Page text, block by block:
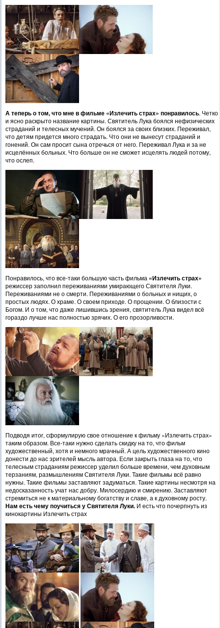
А теперь о том, что мне в фильме «Излечить страх» понравилось. Четко
и ясно раскрыто название картины. Святитель Лука боялся нефизических
страданий и телесных мучений. Он боялся за своих близких. Переживал,
что детям придется много страдать. Что они не вынесут страданий и
гонений. Он сам просит сына отречься от него. Переживал Лука и за не
исцелённых больных. Что больше он не сможет исцелять людей потому,
что ослеп.
Понравилось, что все-таки большую часть фильма «Излечить страх»
режиссер заполнил переживаниями умирающего Святителя Луки.
Переживаниями не о смерти. Переживаниями о больных и нищих, о
простых людях. О храме. О своем приходе. О прощении. О близости с
Богом. И о том, что даже лишившись зрения, святитель Лука видел всё
гораздо лучше нас полностью зрячих. О его прозорливости.
Подводя итог, сформулирую свое отношение к фильму «Излечить страх»
таким образом. Все-таки нужно сделать скидку на то, что фильм
художественный, хотя и немного мрачный. А цель художественного кино
донести до нас зрителей мысль автора. Если закрыть глаза на то, что
телесным страданиям режиссер уделил больше времени, чем духовным
терзаниям, размышлениям Святителя Луки. Такие фильмы всё равно
нужны. Такие фильмы заставляют задуматься. Такие картины несмотря на
недосказанность учат нас добру. Милосердию и смирению. Заставляют
стремиться не к материальному богатству и славе, а к духовному росту.
Нам есть чему поучиться у Святителя Луки. И есть что почерпнуть из
кинокартины Излечить страх